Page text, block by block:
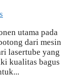
utama pada
dari mesin
lasertube yang
kualitas bagus